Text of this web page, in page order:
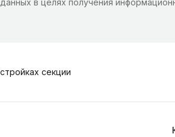
секции